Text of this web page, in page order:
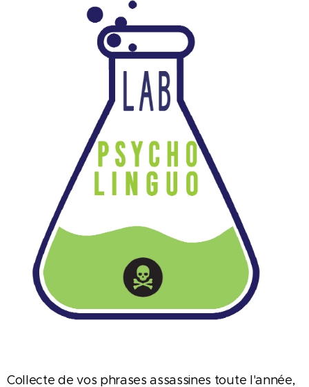
Collecte de vos phrases assassines toute l'année,